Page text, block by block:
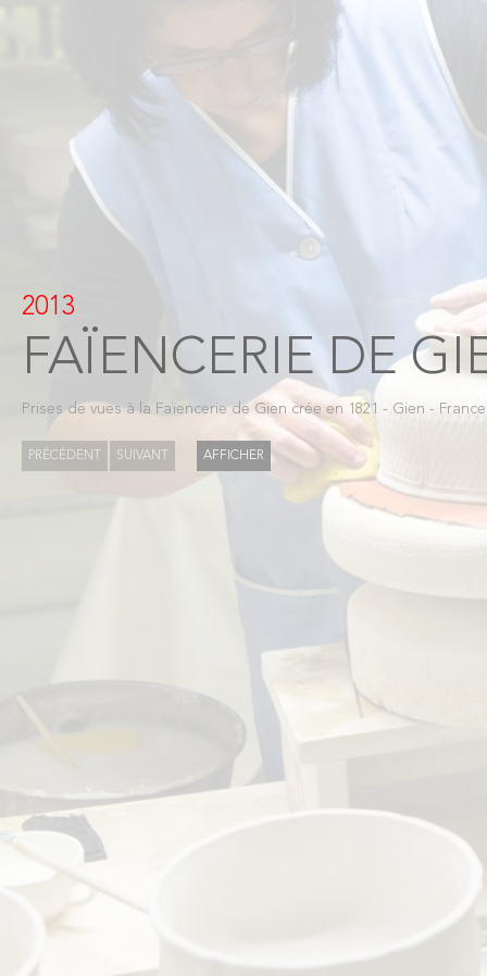
2013
FAÏENCERIE DE
Prises de vues à la Faïencerie de Gien crée en 1821 - Gien -
PRÉCÉDENT SUIVANT AFFICHER